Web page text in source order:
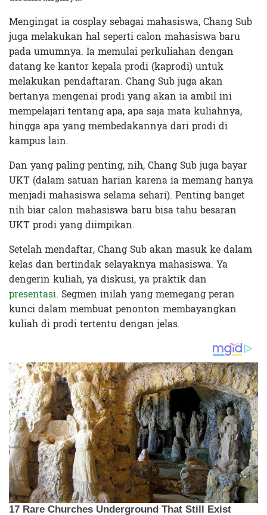
Mengingat ia cosplay sebagai mahasiswa, Chang Sub
juga melakukan hal seperti calon mahasiswa baru
pada umumnya. Ia memulai perkuliahan dengan
datang ke kantor kepala prodi (kaprodi) untuk
melakukan pendaftaran. Chang Sub juga akan
bertanya mengenai prodi yang akan ia ambil ini
mempelajari tentang apa, apa saja mata kuliahnya,
hingga apa yang membedakannya dari prodi di
kampus lain.
Dan yang paling penting, nih, Chang Sub juga bayar
UKT (dalam satuan harian karena ia memang hanya
menjadi mahasiswa selama sehari). Penting banget
nih biar calon mahasiswa baru bisa tahu besaran
UKT prodi yang diimpikan.
Setelah mendaftar, Chang Sub akan masuk ke dalam
kelas dan bertindak selayaknya mahasiswa. Ya
dengerin kuliah, ya diskusi, ya praktik dan
presentasi. Segmen inilah yang memegang peran
kunci dalam membuat penonton membayangkan
kuliah di prodi tertentu dengan jelas.